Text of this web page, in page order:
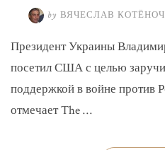
by ВЯЧЕСЛАВ
Президент Украины
посетил США с целью
поддержкой в войне против
отмечает The …